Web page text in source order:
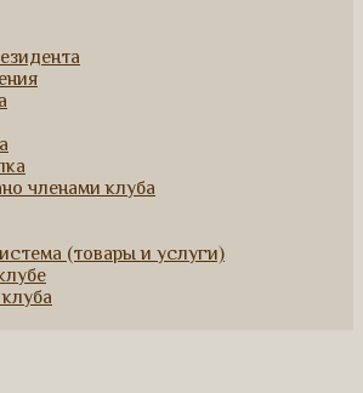
членами клуба
(товары и услуги)